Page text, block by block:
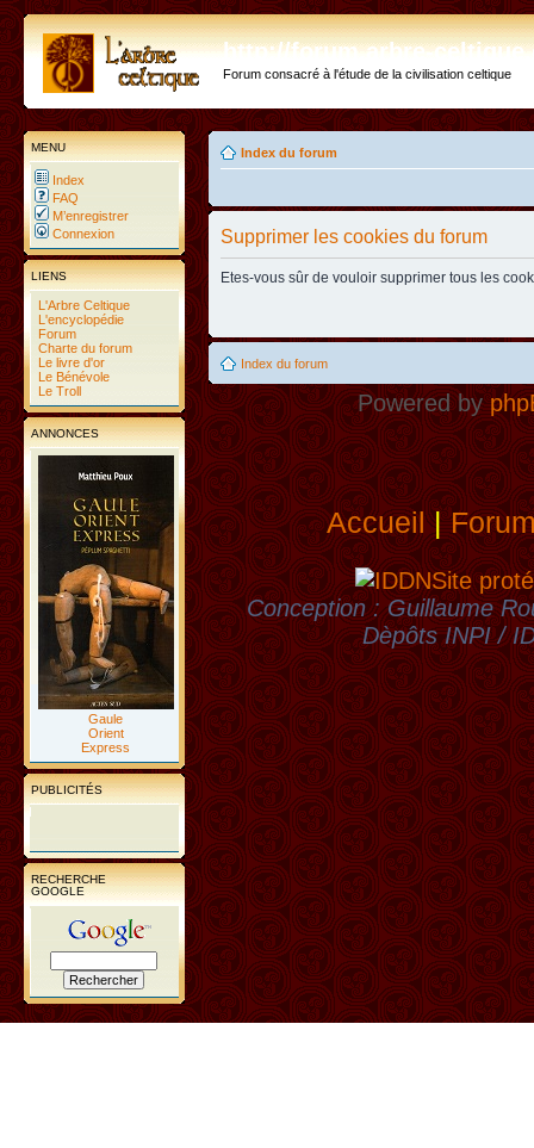
http://forum.arbre-
Forum consacré à l'étude de la civilisation celtique
MENU
Index
FAQ
M’enregistrer
Connexion
LIENS
L'Arbre Celtique
L'encyclopédie
Forum
Charte du forum
Le livre d'or
Le Bénévole
Le Troll
ANNONCES
Gaule
Orient
Express
PUBLICITÉS
RECHERCHE
GOOGLE
Index du forum
Supprimer les cookies du forum
Etes-vous sûr de vouloir supprimer tous les
Index du forum
Powered by
Accueil|
Site
Conception : Guillaume
Dèpôts INPI /